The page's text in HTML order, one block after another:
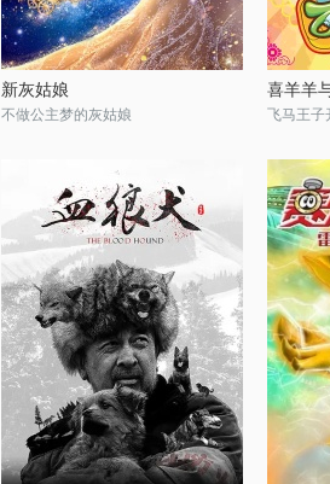
新灰姑娘
不做公主梦的灰姑娘
喜羊羊
飞马王子